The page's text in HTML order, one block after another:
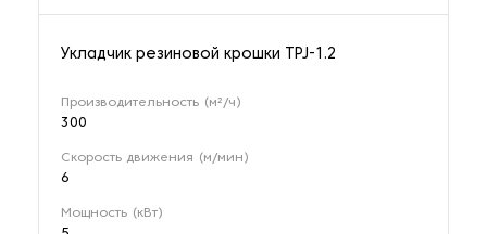
Укладчик резиновой крошки TPJ-1.2
Производительность (м²/ч)
300
Скорость движения (м/мин)
6
Мощность (кВт)